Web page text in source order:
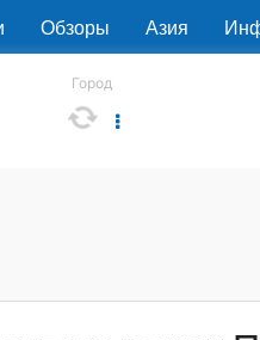
Обзоры Азия
Город